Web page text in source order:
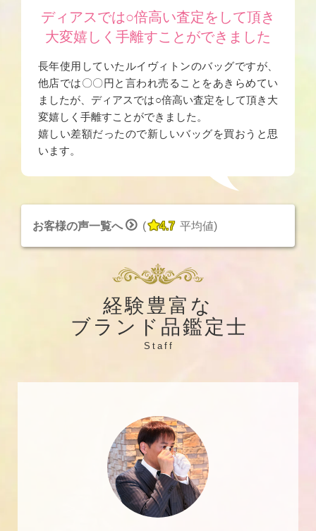
ディアスでは○倍高い査定をして頂き
大変嬉しく手離すことができました
長年使用していたルイヴィトンのバッグですが、
他店では〇〇円と言われ売ることをあきらめてい
ましたが、ディアスでは○倍高い査定をして頂き大
変嬉しく手離すことができました。
嬉しい差額だったので新しいバッグを買おうと思
います。
お客様の声一覧へ  (4.7 平均値)
経験豊富な
ブランド品鑑定士
Staff